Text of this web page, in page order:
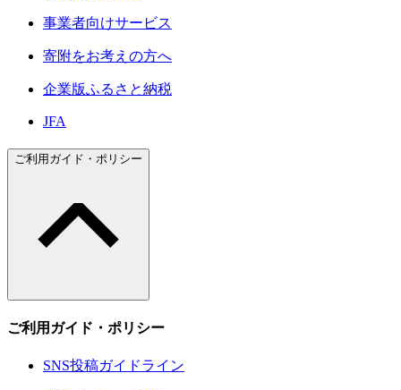
事業者向けサービス
寄附をお考えの方へ
企業版ふるさと納税
JFA
ご利用ガイド・ポリシー
ご利用ガイド・ポリシー
SNS投稿ガイドライン